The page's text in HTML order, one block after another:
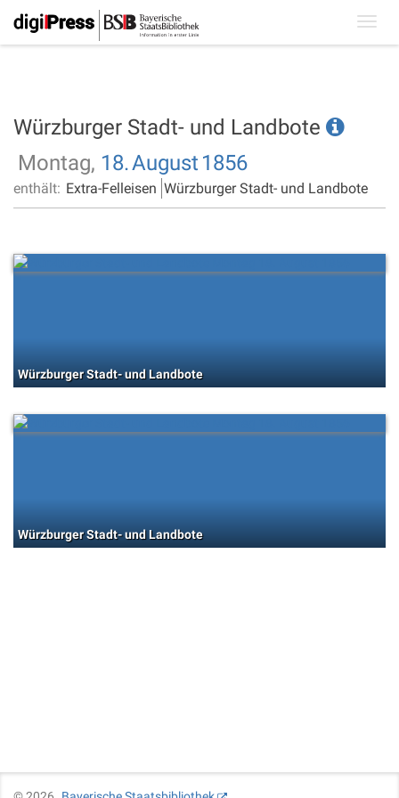
Würzburger Stadt- und Landbote
Montag, 18.August 1856
enthält: Extra-Felleisen Würzburger Stadt- und Landbote
Würzburger Stadt- und Landbote
Würzburger Stadt- und Landbote